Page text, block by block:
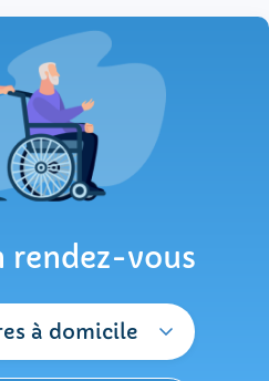
rendez-vous
à domicile